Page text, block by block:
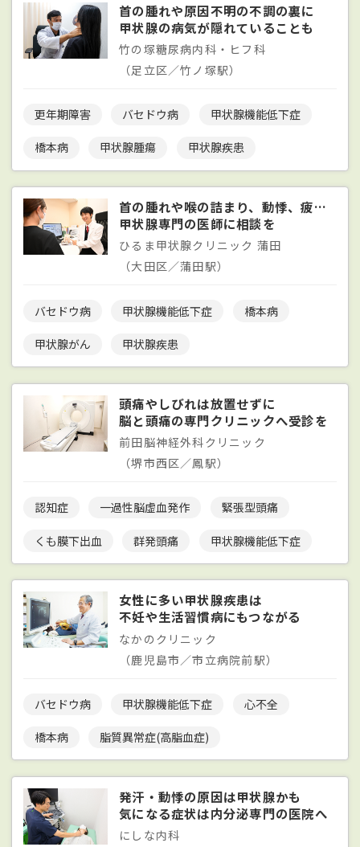
首の腫れや原因不明の不調の裏に
甲状腺の病気が隠れていることも
竹の塚糖尿病内科・ヒフ科
（足立区／竹ノ塚駅）
更年期障害 バセドウ病 甲状腺機能低下症
橋本病 甲状腺腫瘍 甲状腺疾患
首の腫れや喉の詰まり、動悸、疲労感は
甲状腺専門の医師に相談を
ひるま甲状腺クリニック 蒲田
（大田区／蒲田駅）
バセドウ病 甲状腺機能低下症 橋本病
甲状腺がん 甲状腺疾患
頭痛やしびれは放置せずに
脳と頭痛の専門クリニックへ受診を
前田脳神経外科クリニック
（堺市西区／鳳駅）
認知症 一過性脳虚血発作 緊張型頭痛
くも膜下出血 群発頭痛 甲状腺機能低下症
女性に多い甲状腺疾患は
不妊や生活習慣病にもつながる
なかのクリニック
（鹿児島市／市立病院前駅）
バセドウ病 甲状腺機能低下症 心不全
橋本病 脂質異常症(高脂血症)
発汗・動悸の原因は甲状腺かも
気になる症状は内分泌専門の医院へ
にしな内科